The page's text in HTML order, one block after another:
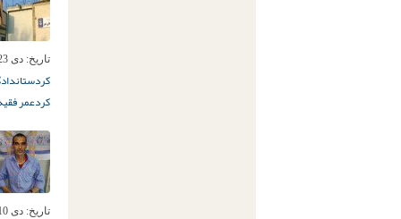
تاریخ: دی 23ام, 1394
کردستان
کردعمر
تاریخ: دی 10ام, 1394